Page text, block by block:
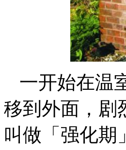
一开始在温
移到外面，剧
叫做「强化期